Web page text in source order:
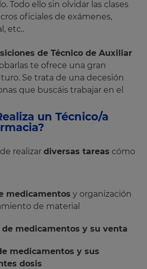
Todo ello sin olvidar las clases
oficiales de exámenes,
etc..
de Técnico de Auxiliar
te ofrece una gran
Se trata de una decesión
que buscáis trabajar en el
un Técnico/a
realizar diversas tareas cómo
medicamentos y organización
de material
de medicamentos y su venta
medicamentos y sus
dosis